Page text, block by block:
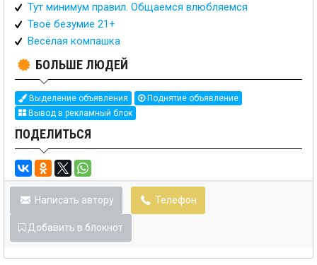
Тут минимум правил. Общаемся влюбляемся
Твоё безумие 21+
Весёлая компашка
БОЛЬШЕ ЛЮДЕЙ
Выделение объявления
Поднятие объявление
Вывод в рекламный блок
ПОДЕЛИТЬСЯ
Написать автору Телефон
Добавить в блокнот